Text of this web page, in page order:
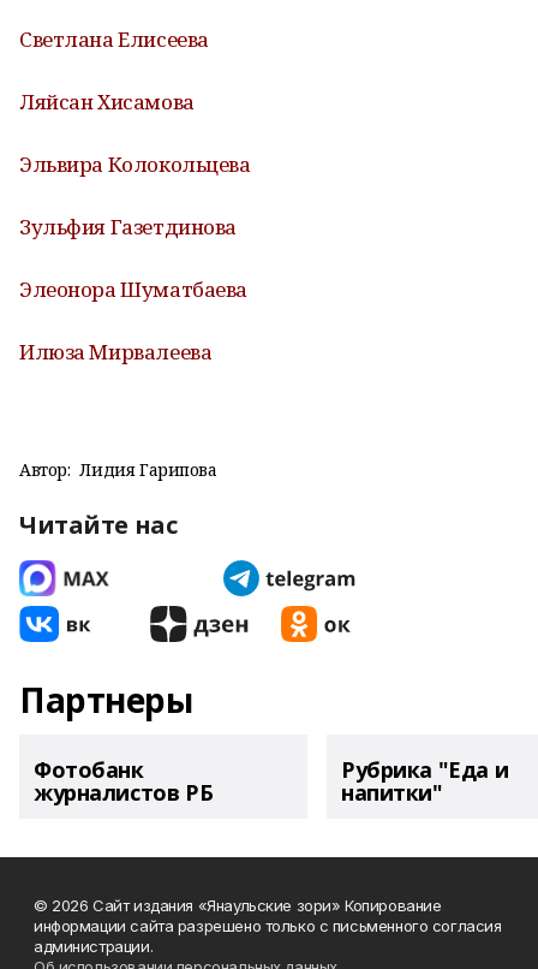
Светлана Елисеева
Ляйсан Хисамова
Эльвира Колокольцева
Зульфия Газетдинова
Элеонора Шуматбаева
Илюза Мирвалеева
Автор: Лидия Гарипова
Читайте нас
Партнеры
Фотобанк
журналистов РБ
Рубрика "Еда и
напитки"
© 2026 Сайт издания «Янаульские зори» Копирование
информации сайта разрешено только с письменного согласия
администрации.